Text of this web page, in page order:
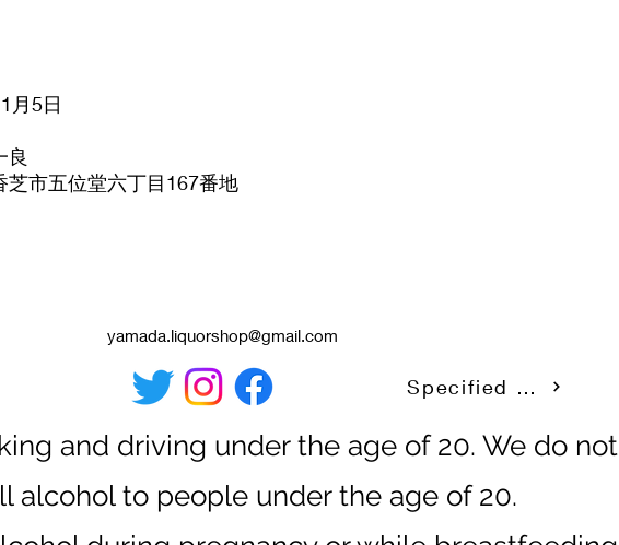
月5日
良
市五位堂六丁目167番地
yamada.liquorshop@gmail.com
Specified Commercial Transaction Law
and driving under the age of 20. We do not
alcohol to people under the age of 20.